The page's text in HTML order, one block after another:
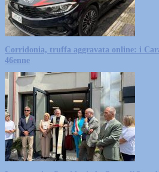
Corridonia, truffa aggravata online: i
46enne